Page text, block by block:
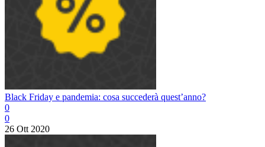
Black Friday e pandemia: cosa succederà quest’anno?
0
0
26 Ott 2020